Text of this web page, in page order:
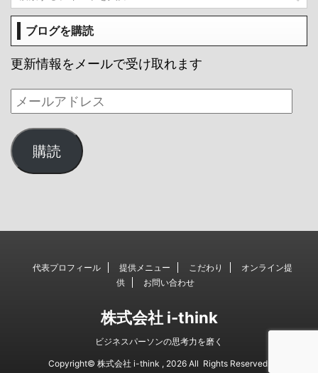
ブログを購読
更新情報をメールで受け取れます
購読
代表プロフィール 提供メニュー こだわり
オンライン提
供
お問い合わせ
株式会社 i-think
ビジネスパーソンの思考力を磨く
Copyright© 株式会社 i-think , 2026 All Rights Reserved.